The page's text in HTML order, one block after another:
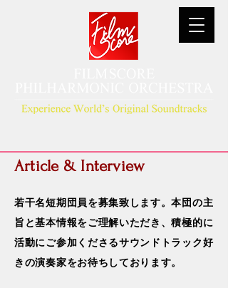
Article & Interview
若干名短期団員を募集致します。本団の主
旨と基本情報をご理解いただき、積極的に
活動にご参加くださるサウンドトラック好
きの演奏家をお待ちしております。